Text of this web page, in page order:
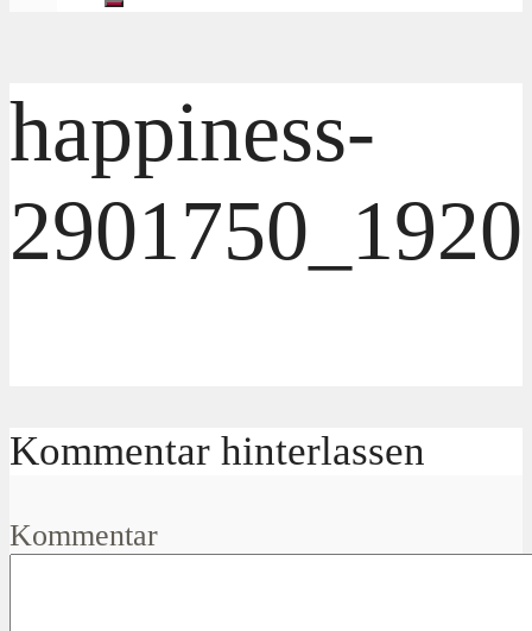
happiness-
2901750_1920
Kommentar hinterlassen
Kommentar